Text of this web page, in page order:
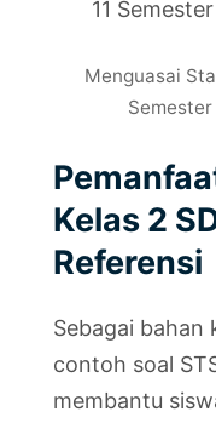
Menguasai
Kelas 2
Referensi
Sebagai bahan
contoh soal
membantu